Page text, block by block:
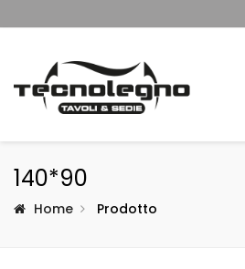
140*90
Home Prodotto